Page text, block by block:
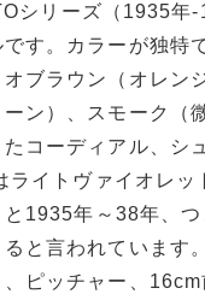
シリーズ（1935年
す。カラーが独特
ブラウン（オレン
ン）、スモーク（
コーディアル、シ
イトヴァイオレッ
1935年～38年、つ
と言われています
ピッチャー、